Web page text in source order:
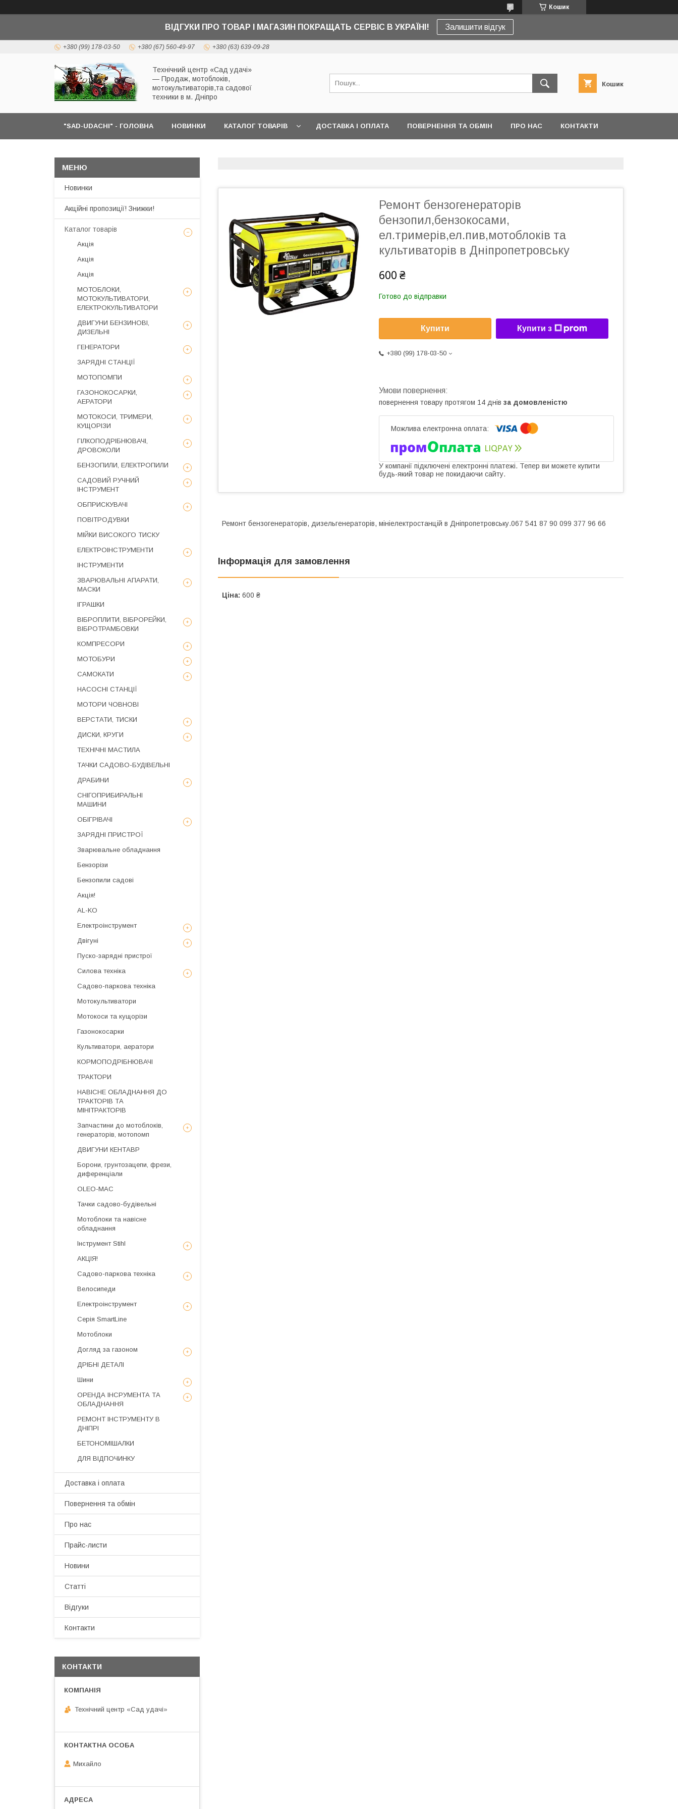
Кошик
ВІДГУКИ ПРО ТОВАР І МАГАЗИН ПОКРАЩАТЬ СЕРВІС В УКРАЇНІ! Залишити відгук
+380 (99) 178-03-50 +380 (67) 560-49-97 +380 (63) 639-09-28
Технічний центр «Сад удачі»
— Продаж, мотоблоків,
мотокультиваторів,та садової
техники в м. Дніпро
Кошик
"SAD-UDACHI" - ГОЛОВНА НОВИНКИ КАТАЛОГ ТОВАРІВ ДОСТАВКА І ОПЛАТА ПОВЕРНЕННЯ ТА ОБМІН ПРО НАС КОНТАКТИ
Ремонт бензогенераторів
бензопил,бензокосами,
ел.тримерів,ел.пив,мотоблоків та
культиваторів в Дніпропетровську
600 ₴
Готово до відправки
Купити Купити з
+380 (99) 178-03-50
повернення товару протягом 14 днів за домовленістю
У компанії підключені електронні платежі. Тепер ви можете купити
будь-який товар не покидаючи сайту.
Ремонт бензогенераторів, дизельгенераторів, мініелектростанцій в Дніпропетровську.067 541 87 90 099 377 96 66
Інформація для замовлення
Ціна: 600 ₴
Новинки
Акційні пропозиції! Знижки!
Каталог товарів
Акція
Акція
Акція
МОТОБЛОКИ,
МОТОКУЛЬТИВАТОРИ,
ЕЛЕКТРОКУЛЬТИВАТОРИ
ДВИГУНИ БЕНЗИНОВІ,
ДИЗЕЛЬНІ
ГЕНЕРАТОРИ
ЗАРЯДНІ СТАНЦІЇ
МОТОПОМПИ
ГАЗОНОКОСАРКИ,
АЕРАТОРИ
МОТОКОСИ, ТРИМЕРИ,
КУЩОРІЗИ
ГІЛКОПОДРІБНЮВАЧІ,
ДРОВОКОЛИ
БЕНЗОПИЛИ, ЕЛЕКТРОПИЛИ
САДОВИЙ РУЧНИЙ
ІНСТРУМЕНТ
ОБПРИСКУВАЧІ
ПОВІТРОДУВКИ
МІЙКИ ВИСОКОГО ТИСКУ
ЕЛЕКТРОІНСТРУМЕНТИ
ІНСТРУМЕНТИ
ЗВАРЮВАЛЬНІ АПАРАТИ,
МАСКИ
ІГРАШКИ
ВІБРОПЛИТИ, ВІБРОРЕЙКИ,
ВІБРОТРАМБОВКИ
КОМПРЕСОРИ
МОТОБУРИ
САМОКАТИ
НАСОСНІ СТАНЦІЇ
МОТОРИ ЧОВНОВІ
ВЕРСТАТИ, ТИСКИ
ДИСКИ, КРУГИ
ТЕХНІЧНІ МАСТИЛА
ТАЧКИ САДОВО-БУДІВЕЛЬНІ
ДРАБИНИ
СНІГОПРИБИРАЛЬНІ
МАШИНИ
ОБІГРІВАЧІ
ЗАРЯДНІ ПРИСТРОЇ
Зварювальне обладнання
Бензорізи
Бензопили садові
Акція!
AL-KO
Електроінструмент
Двігуні
Пуско-зарядні пристрої
Силова техніка
Садово-паркова техніка
Мотокультиватори
Мотокоси та кущорізи
Газонокосарки
Культиватори, аератори
КОРМОПОДРІБНЮВАЧІ
ТРАКТОРИ
НАВІСНЕ ОБЛАДНАННЯ ДО
ТРАКТОРІВ ТА
МІНІТРАКТОРІВ
Запчастини до мотоблоків,
генераторів, мотопомп
ДВИГУНИ КЕНТАВР
Борони, грунтозацепи, фрези,
диференціали
OLEO-MAC
Тачки садово-будівельні
Мотоблоки та навісне
обладнання
Інструмент Stihl
АКЦІЯ!
Садово-паркова техніка
Велосипеди
Електроінструмент
Серія SmartLine
Мотоблоки
Догляд за газоном
ДРІБНІ ДЕТАЛІ
Шини
ОРЕНДА ІНСРУМЕНТА ТА
ОБЛАДНАННЯ
РЕМОНТ ІНСТРУМЕНТУ В
ДНІПРІ
БЕТОНОМІШАЛКИ
ДЛЯ ВІДПОЧИНКУ
Доставка і оплата
Повернення та обмін
Про нас
Прайс-листи
Новини
Статті
Відгуки
Контакти
КОНТАКТИ
Технічний центр «Сад удачі»
Михайло